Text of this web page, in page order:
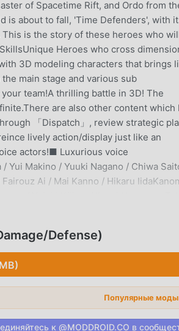
of Spacetime Rift, and Ordo from
is about to fall, 'Time Defenders', with
is the story of these heroes who
Heroes who cross
3D modeling characters that brings
main stage and various sub
team!A thrilling battle in 3D! The
are also other content which
「Dispatch」, review strategic
lively action/display just like an
actors!■ Luxurious voice
Yui Makino / Yuuki Nagano / Chiwa
Ai / Mai Kanno / Hikaru
Nishida / Miyu Komaki / Akari
/ Haruka Kitagaito / Kento Fujinuma /
/ Takamasa Mogi / Mitsuki Nakae
Joza / Koichi Tochika / Michiyo
Miyazaki / Takumi Tomoi / Seiyuu
/ Hibiku Yamamura / Naho OketaniHaruo
Ogata / Yuuma Uchida / Hisako
Defense)
Популярные
к @MODDROID.CO в